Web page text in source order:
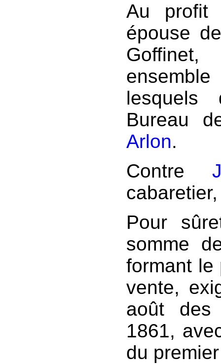
Au profit
épouse
lesquels
Bureau
Arlon.
Contre
Pour
somme
formant le
vente,
août des
1861,
du